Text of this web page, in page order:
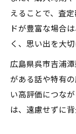
えることで、査
ドが豊富な場合
く、思い出を大
広島県呉市吉浦
がある話や特有
い高評価につな
は、遠慮せずに背